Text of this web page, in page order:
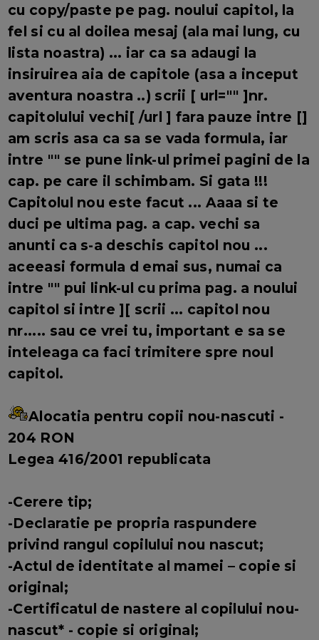
cu copy/paste pe pag. noului capitol, la
fel si cu al doilea mesaj (ala mai lung, cu
lista noastra) ... iar ca sa adaugi la
insiruirea aia de capitole (asa a inceput
aventura noastra ..) scrii [ url="" ]nr.
capitolului vechi[ /url ] fara pauze intre []
am scris asa ca sa se vada formula, iar
intre "" se pune link-ul primei pagini de la
cap. pe care il schimbam. Si gata !!!
Capitolul nou este facut ... Aaaa si te
duci pe ultima pag. a cap. vechi sa
anunti ca s-a deschis capitol nou ...
aceeasi formula d emai sus, numai ca
intre "" pui link-ul cu prima pag. a noului
capitol si intre ][ scrii ... capitol nou
nr..... sau ce vrei tu, important e sa se
inteleaga ca faci trimitere spre noul
capitol.
Alocatia pentru copii nou-nascuti -
204 RON
Legea 416/2001 republicata
-Cerere tip;
-Declaratie pe propria raspundere
privind rangul copilului nou nascut;
-Actul de identitate al mamei – copie si
original;
-Certificatul de nastere al copilului nou-
nascut* - copie si original;